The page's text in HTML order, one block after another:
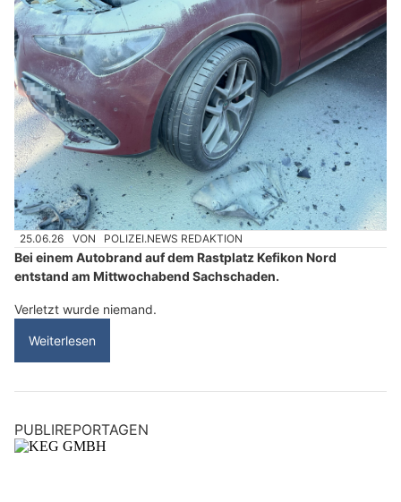
25.06.26 VON POLIZEI.NEWS REDAKTION
Bei einem Autobrand auf dem Rastplatz Kefikon Nord
entstand am Mittwochabend Sachschaden.
Verletzt wurde niemand.
Weiterlesen
PUBLIREPORTAGEN